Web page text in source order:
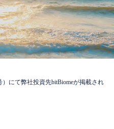
）にて弊社投資先bitBiomeが掲載され